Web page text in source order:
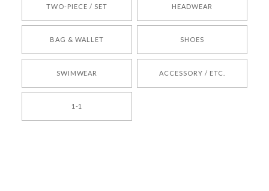
250
2026/05/24
2026/04/14
TWO-PIECE / SET HEADWEAR
BAG & WALLET SHOES
SWIMWEAR ACCESSORY / ETC.
1-1